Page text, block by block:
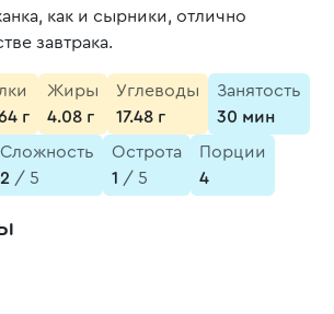
как и сырники, отлично
завтрака.
г
Жиры
4.08 г
Углеводы
17.48 г
Занятость
30 мин
Сложность
2 / 5
Острота
1 / 5
Порции
4